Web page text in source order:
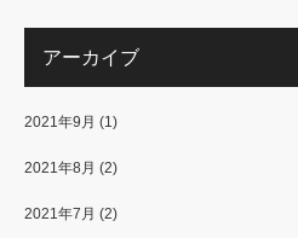
アーカイブ
2021年9月 (1)
2021年8月 (2)
2021年7月 (2)